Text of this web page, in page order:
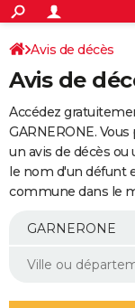
ACTUALITÉS
Politique
Société
Faits Divers
Education
Monde
Villes
+
SPORT
Coupe du monde
Football
Tennis
Cyclisme
Rugby
Forum
Programme TV
TNT
Streaming
Cinéma
Sorties cinéma
Musique
+
FINANCE
Impôts
Immobilier
Risques naturels par
Banque
Assurance
Crédit
AUTO
Essais
Réserver un essai
Citadines
Berlines
SUV
Forum auto
+
Mobiles
Meilleur smartphone
Internet
Ordinateurs
Jeux vidéo
Guide high-tech
Aménagement intérieur
Avis de décès
Avis de
Accédez
GARNERONE.
un avis de décès
le nom d'un défunt
commune dans le